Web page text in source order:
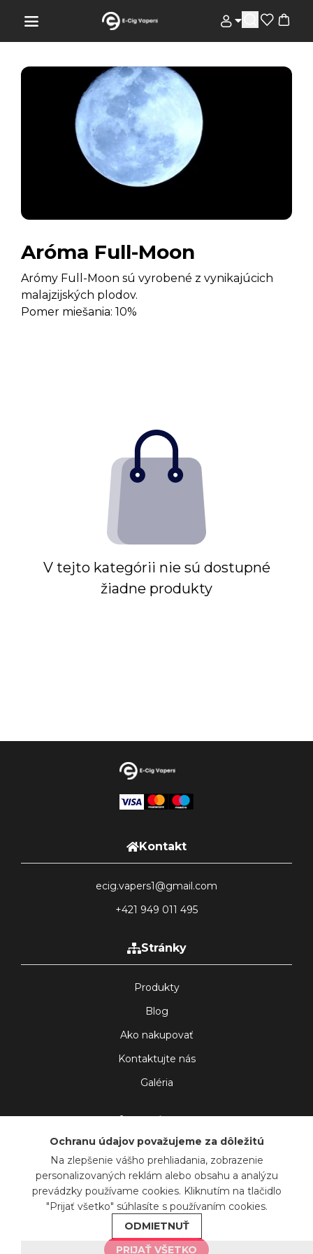
Aróma Full-Moon
Arómy Full-Moon sú vyrobené z vynikajúcich
malajzijských plodov.
Pomer miešania: 10%
V tejto kategórii nie sú dostupné
žiadne produkty
Kontakt
ecig.vapers1@gmail.com
+421 949 011 495
Stránky
Produkty
Blog
Ako nakupovať
Kontaktujte nás
Galéria
© Gesin SRO - Všetky práva vyhradené|Obchodné podmienky
Zásady používania cookies|Poháňané
Ochranu údajov považujeme za dôležitú
Na zlepšenie vášho prehliadania, zobrazenie
personalizovaných reklám alebo obsahu a analýzu
prevádzky používame cookies. Kliknutím na tlačidlo
"Prijať všetko" súhlasíte s používaním cookies.
ODMIETNUŤ
PRIJAŤ VŠETKO